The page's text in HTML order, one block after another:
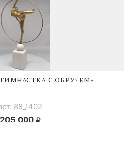
С ОБРУЧЕМ»
88_1402
205 000